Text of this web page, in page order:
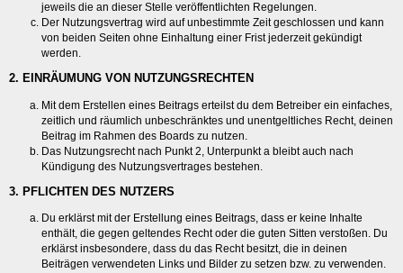
jeweils die an dieser Stelle veröffentlichten Regelungen.
Der Nutzungsvertrag wird auf unbestimmte Zeit geschlossen und kann
von beiden Seiten ohne Einhaltung einer Frist jederzeit gekündigt
werden.
2. EINRÄUMUNG VON NUTZUNGSRECHTEN
Mit dem Erstellen eines Beitrags erteilst du dem Betreiber ein einfaches,
zeitlich und räumlich unbeschränktes und unentgeltliches Recht, deinen
Beitrag im Rahmen des Boards zu nutzen.
Das Nutzungsrecht nach Punkt 2, Unterpunkt a bleibt auch nach
Kündigung des Nutzungsvertrages bestehen.
3. PFLICHTEN DES NUTZERS
Du erklärst mit der Erstellung eines Beitrags, dass er keine Inhalte
enthält, die gegen geltendes Recht oder die guten Sitten verstoßen. Du
erklärst insbesondere, dass du das Recht besitzt, die in deinen
Beiträgen verwendeten Links und Bilder zu setzen bzw. zu verwenden.